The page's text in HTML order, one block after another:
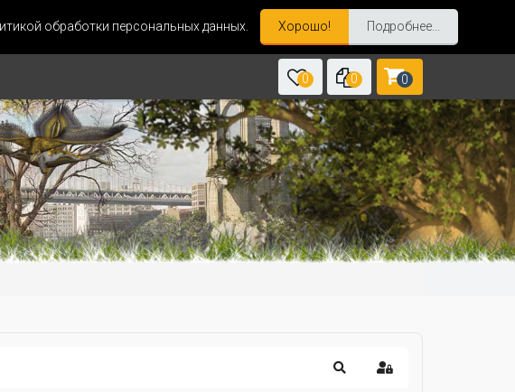
обработки персональных данных. Хорошо! Подробнее...
0 0 0